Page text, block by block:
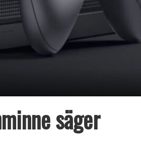
säger